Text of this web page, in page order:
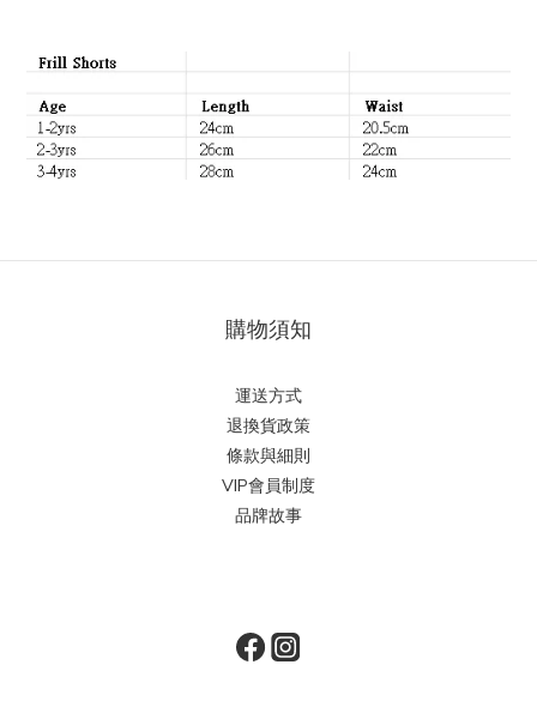
購物須知
運送方式
退換貨政策
條款與細則
VIP會員制度
品牌故事